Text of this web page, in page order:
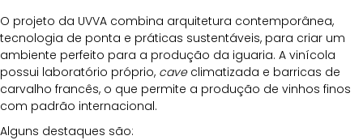
O projeto da UVVA combina arquitetura contemporânea,
tecnologia de ponta e práticas sustentáveis, para criar um
ambiente perfeito para a produção da iguaria. A vinícola
possui laboratório próprio, cave climatizada e barricas de
carvalho francês, o que permite a produção de vinhos finos
com padrão internacional.
Alguns destaques são: